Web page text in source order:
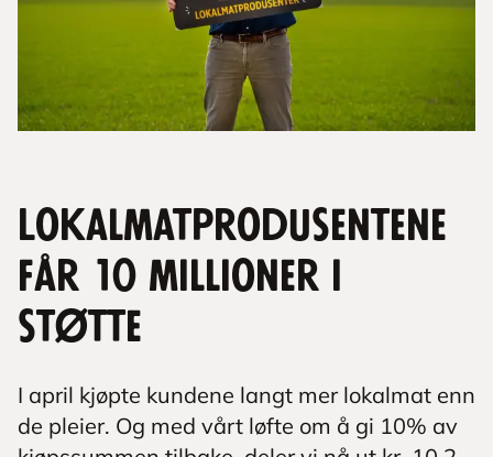
Lokalmatprodusentene
får 10 millioner i
støtte
I april kjøpte kundene langt mer lokalmat enn
de pleier. Og med vårt løfte om å gi 10% av